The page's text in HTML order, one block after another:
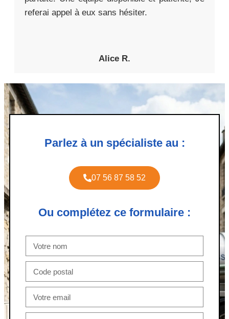
referai appel à eux sans hésiter.
Alice R.
Parlez à un spécialiste au :
07 56 87 58 52
Ou complétez ce formulaire :